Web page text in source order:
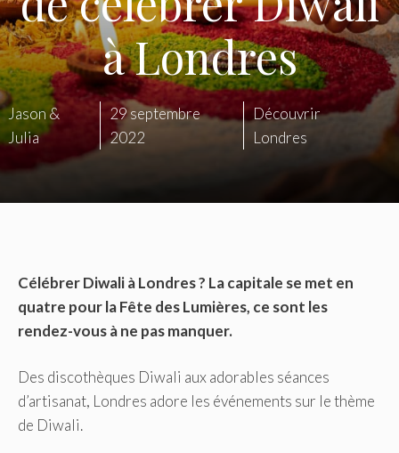
à Londres
Jason &
Julia
29 septembre
2022
Découvrir
Londres
Célébrer Diwali à Londres ? La capitale se met en
quatre pour la Fête des Lumières, ce sont les
rendez-vous à ne pas manquer.
Des discothèques Diwali aux adorables séances
d’artisanat, Londres adore les événements sur le thème
de Diwali.